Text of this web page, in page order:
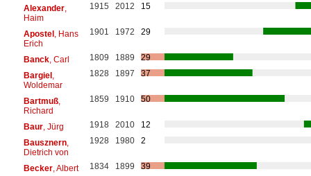
Alexander,
Haim
1915 2012 15
Apostel, Hans
Erich
1901 1972 29
Banck, Carl 1809 1889
29
Bargiel,
Woldemar
1828 1897 37
Bartmuß,
Richard
1859 1910 50
Baur, Jürg 1918 2010
12
Bausznern,
Dietrich von
1928 1980 2
Becker, Albert 1834 1899
39